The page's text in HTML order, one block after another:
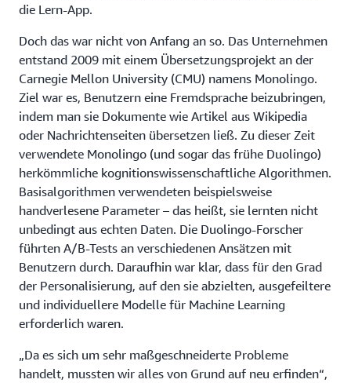
die Lern-App.
Doch das war nicht von Anfang an so. Das Unternehmen
entstand 2009 mit einem Übersetzungsprojekt an der
Carnegie Mellon University (CMU) namens Monolingo.
Ziel war es, Benutzern eine Fremdsprache beizubringen,
indem man sie Dokumente wie Artikel aus Wikipedia
oder Nachrichtenseiten übersetzen ließ. Zu dieser Zeit
verwendete Monolingo (und sogar das frühe Duolingo)
herkömmliche kognitionswissenschaftliche Algorithmen.
Basisalgorithmen verwendeten beispielsweise
handverlesene Parameter – das heißt, sie lernten nicht
unbedingt aus echten Daten. Die Duolingo-Forscher
führten A/B-Tests an verschiedenen Ansätzen mit
Benutzern durch. Daraufhin war klar, dass für den Grad
der Personalisierung, auf den sie abzielten, ausgefeiltere
und individuellere Modelle für Machine Learning
erforderlich waren.
„Da es sich um sehr maßgeschneiderte Probleme
handelt, mussten wir alles von Grund auf neu erfinden“,